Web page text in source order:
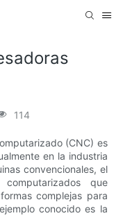
114
(CNC) es
en la industria
convencionales, el
que
complejas para
conocido es la